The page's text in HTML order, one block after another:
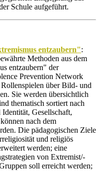
Schule aufgeführt.
entzaubern":
Methoden aus dem
entzaubern" der
Prevention Network
über Bild- und
Sie werden übersichtlich
thematisch sortiert nach
Gesellschaft,
nach dem
Die pädagogischen Ziele
und religiös
werden; eine
von Extremist/-
soll erreicht werden;